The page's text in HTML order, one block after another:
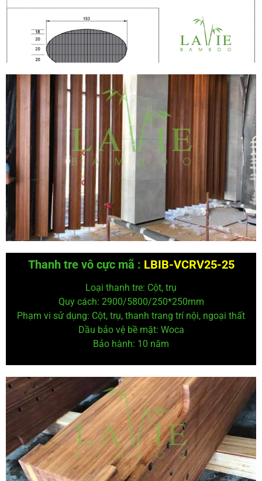
Thanh tre vô cực mã : LBIB-VCRV25-25
Loại thanh tre: Cột, trụ
Quy cách: 2900/5800/250*250mm
Phạm vi sử dụng: Cột, trụ, thanh trang trí nội, ngoại thất
Dầu bảo vệbề mặt: Woca
Bảo hành: 10 năm